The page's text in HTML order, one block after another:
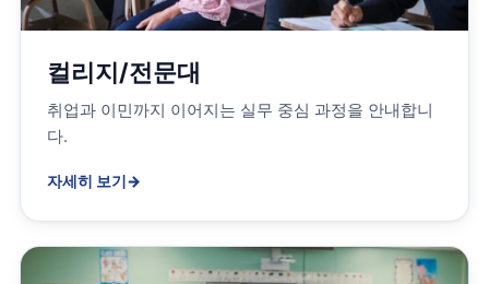
컬리지/전문대
취업과 이민까지 이어지는 실무 중심 과정을 안내합니
다.
자세히 보기→